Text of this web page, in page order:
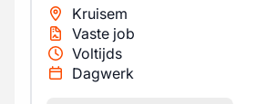
Kruisem
Vaste job
Voltijds
Dagwerk